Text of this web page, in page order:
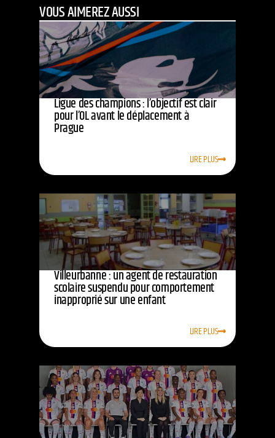
VOUS AIMEREZ AUSSI
Ligue des champions : l’objectif est clair
pour l’OL avant le déplacement à
Prague
LIRE PLUS
Villeurbanne : un agent de restauration
scolaire suspendu pour comportement
inapproprié sur une enfant
LIRE PLUS